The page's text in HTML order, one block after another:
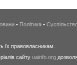
• Політика •
їх правовласникам.
сайту uainfo.org